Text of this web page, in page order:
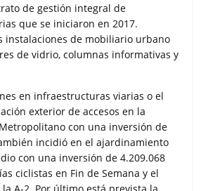
de gestión integral de
que se iniciaron en 2017.
instalaciones de mobiliario urbano
de vidrio, columnas informativas y
en infraestructuras viarias o el
exterior de accesos en la
con una inversión de
incidió en el ajardinamiento
con una inversión de 4.209.068
ciclistas en Fin de Semana y el
A-2. Por último está prevista la